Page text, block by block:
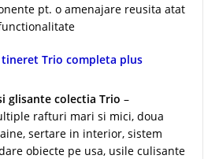
pt. o amenajare reusita atat
Trio completa plus
glisante colectia Trio –
rafturi mari si mici, doua
sertare in interior, sistem
obiecte pe usa, usile culisante